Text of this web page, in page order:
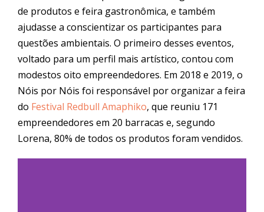
de produtos e feira gastronômica, e também
ajudasse a conscientizar os participantes para
questões ambientais. O primeiro desses eventos,
voltado para um perfil mais artístico, contou com
modestos oito empreendedores. Em 2018 e 2019, o
Nóis por Nóis foi responsável por organizar a feira
do Festival Redbull Amaphiko, que reuniu 171
empreendedores em 20 barracas e, segundo
Lorena, 80% de todos os produtos foram vendidos.